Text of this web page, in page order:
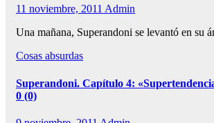
11 noviembre, 2011 Admin
Una mañana, Superandoni se levantó en
Cosas absurdas
Superandoni. Capítulo 4:
0 (0)